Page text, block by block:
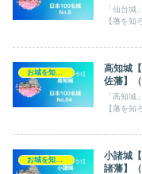
「仙台城
【藩を知
お城を知ろう！（日本100名城）
高知城
佐藩】
「高知城
【藩を知
お城を知ろう！（日本100名城）
小諸城
諸藩】